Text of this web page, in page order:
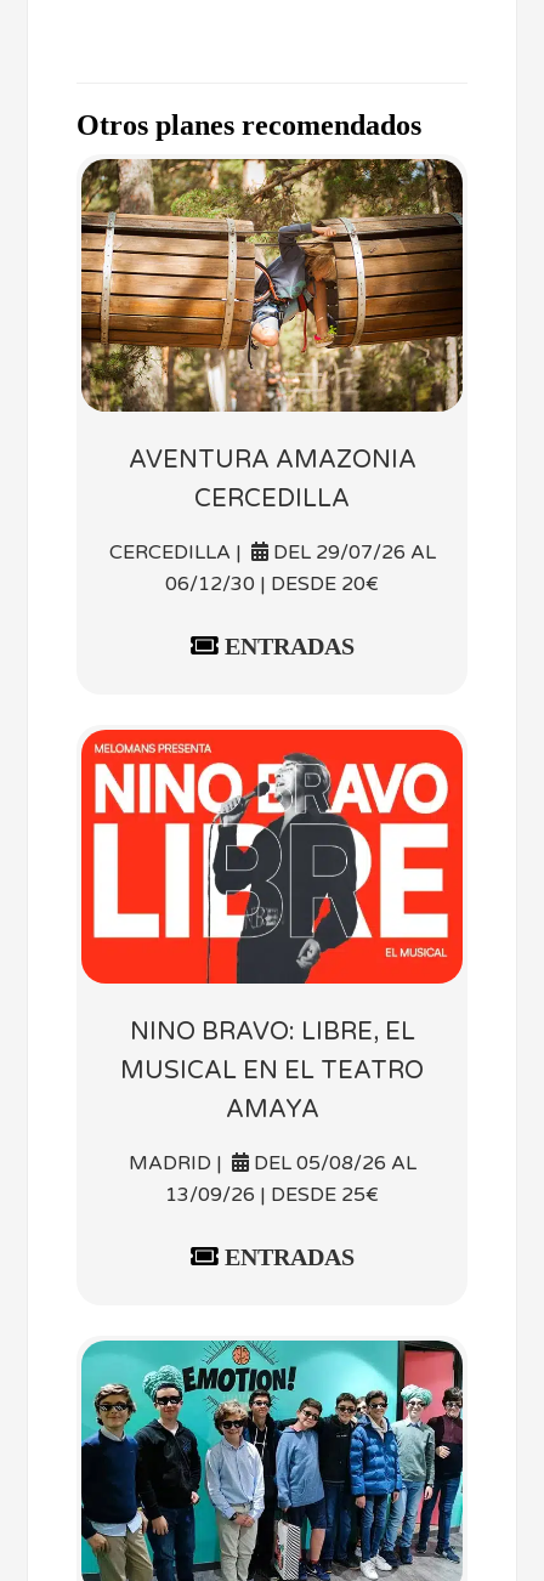
Otros planes recomendados
AVENTURA AMAZONIA
CERCEDILLA
CERCEDILLA |
DEL 29/07/26 AL
06/12/30 | DESDE 20€
ENTRADAS
NINO BRAVO: LIBRE, EL
MUSICAL EN EL TEATRO
AMAYA
MADRID |
DEL 05/08/26 AL
13/09/26 | DESDE 25€
ENTRADAS